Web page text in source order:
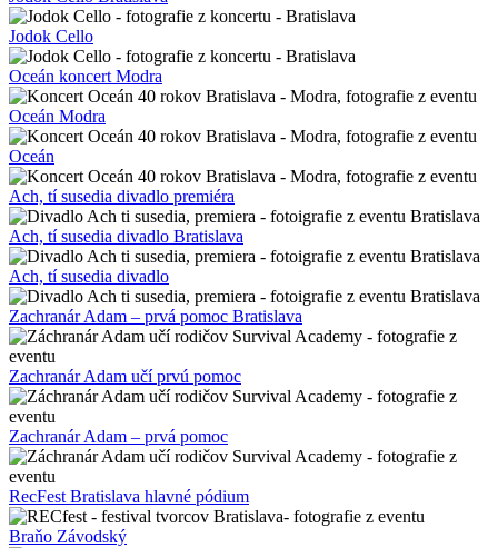
Jodok Cello
Oceán koncert Modra
Oceán Modra
Oceán
Ach, tí susedia divadlo premiéra
Ach, tí susedia divadlo Bratislava
Ach, tí susedia divadlo
Zachranár Adam – prvá pomoc Bratislava
Zachranár Adam učí prvú pomoc
Zachranár Adam – prvá pomoc
RecFest Bratislava hlavné pódium
Braňo Závodský